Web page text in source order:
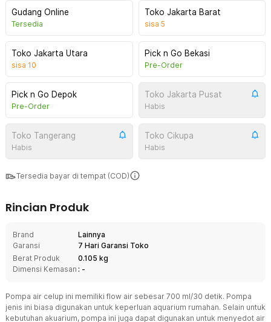
Gudang Online
Tersedia
Toko Jakarta Barat
sisa 5
Toko Jakarta Utara
sisa 10
Pick n Go Bekasi
Pre-Order
Pick n Go Depok
Pre-Order
Toko Jakarta Pusat
Habis
Toko Tangerang
Habis
Toko Cikupa
Habis
Tersedia bayar di tempat (COD)
Rincian Produk
Brand
Lainnya
Garansi
7 Hari Garansi Toko
Berat Produk
0.105 kg
Dimensi Kemasan : -
Pompa air celup ini memiliki flow air sebesar 700 ml/30 detik. Pompa
jenis ini biasa digunakan untuk keperluan aquarium rumahan. Selain untuk
kebutuhan akuarium, pompa ini juga dapat digunakan untuk menyedot air